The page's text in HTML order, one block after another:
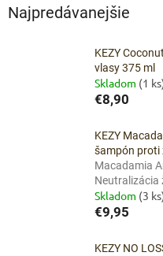
Najpredávanejšie
KEZY
vlasy 375 ml
Skladom (1
€8,90
KEZY
šampón proti
Macadamia
Neutralizácia
Skladom (3
€9,95
KEZY NO